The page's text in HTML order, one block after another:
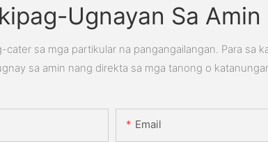
Ugnayan Sa Amin
sa mga partikular na pangangailangan. Para sa
sa amin nang direkta sa mga tanong o
Email